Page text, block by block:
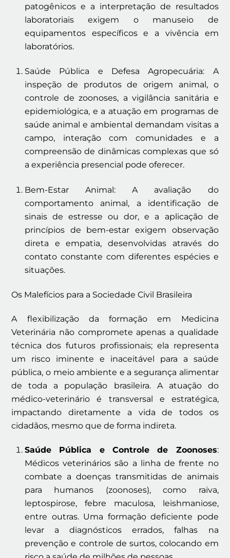
patogênicos e a interpretação de resultados
laboratoriais exigem o manuseio de
equipamentos específicos e a vivência em
laboratórios.
Saúde Pública e Defesa Agropecuária: A
inspeção de produtos de origem animal, o
controle de zoonoses, a vigilância sanitária e
epidemiológica, e a atuação em programas de
saúde animal e ambiental demandam visitas a
campo, interação com comunidades e a
compreensão de dinâmicas complexas que só
a experiência presencial pode oferecer.
Bem-Estar Animal: A avaliação do
comportamento animal, a identificação de
sinais de estresse ou dor, e a aplicação de
princípios de bem-estar exigem observação
direta e empatia, desenvolvidas através do
contato constante com diferentes espécies e
situações.
Os Malefícios para a Sociedade Civil Brasileira
A flexibilização da formação em Medicina
Veterinária não compromete apenas a qualidade
técnica dos futuros profissionais; ela representa
um risco iminente e inaceitável para a saúde
pública, o meio ambiente e a segurança alimentar
de toda a população brasileira. A atuação do
médico-veterinário é transversal e estratégica,
impactando diretamente a vida de todos os
cidadãos, mesmo que de forma indireta.
Saúde Pública e Controle de Zoonoses:
Médicos veterinários são a linha de frente no
combate a doenças transmitidas de animais
para humanos (zoonoses), como raiva,
leptospirose, febre maculosa, leishmaniose,
entre outras. Uma formação deficiente pode
levar a diagnósticos errados, falhas na
prevenção e controle de surtos, colocando em